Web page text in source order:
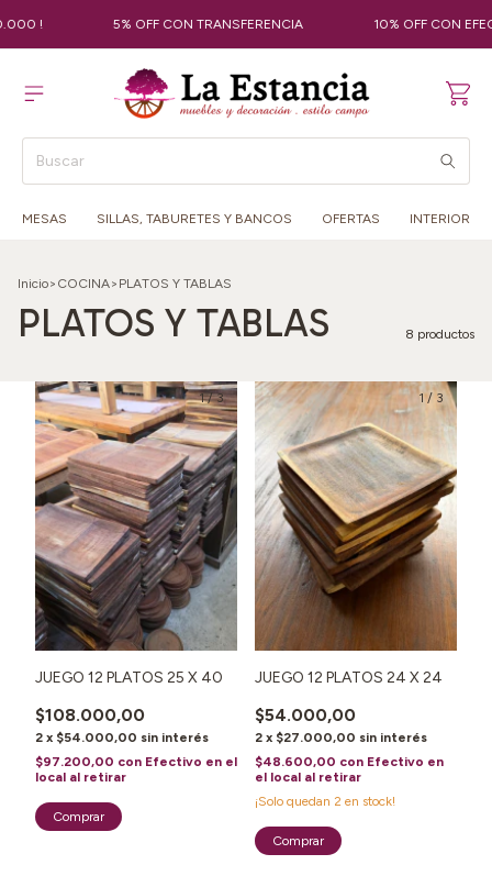
! 5% OFF CON TRANSFERENCIA 10% OFF CON
MESAS SILLAS, TABURETES Y BANCOS OFERTAS INTERIOR
Inicio> COCINA> PLATOS Y TABLAS
PLATOS Y TABLAS 8 productos
1/3
JUEGO 12 PLATOS 25 X 40
$108.000,00
2 x $54.000,00 sin interés
$97.200,00 con Efectivo en el
local al retirar
1/ 3
JUEGO 12 PLATOS 24 X 24
$54.000,00
2 x $27.000,00 sin interés
$48.600,00 con Efectivo en
el local al retirar
¡Solo quedan 2 en stock!